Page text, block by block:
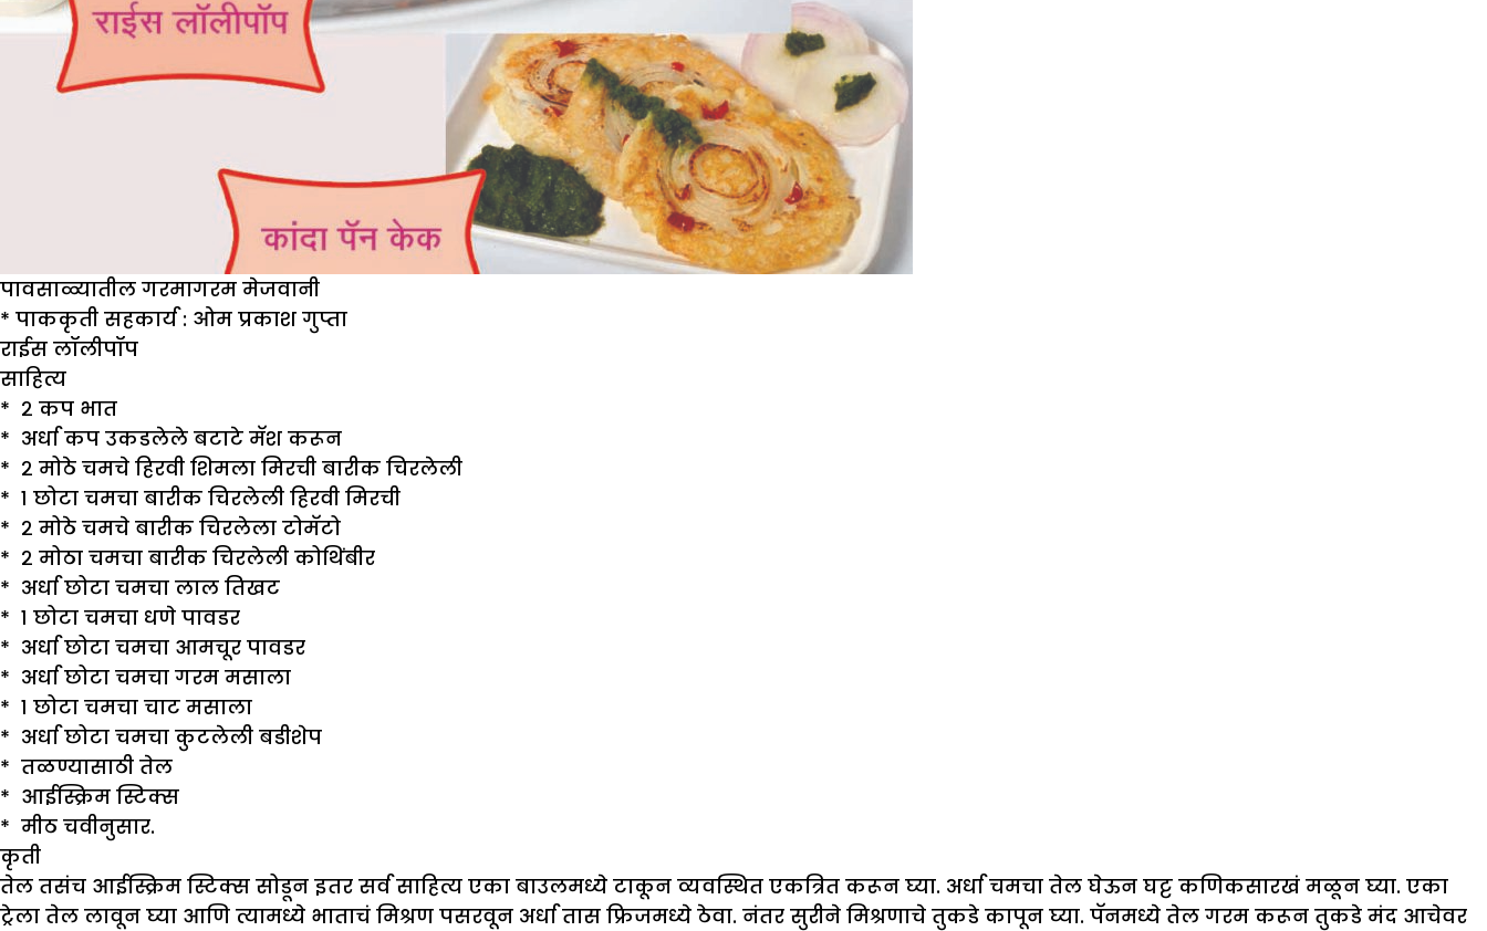
पावसाळ्यातील गरमागरम मेजवानी
* पाककृती सहकार्य : ओम प्रकाश गुप्ता
राईस लॉलीपॉप
साहित्य
* २ कप भात
* अर्धा कप उकडलेले बटाटे मॅश करून
* २ मोठे चमचे हिरवी शिमला मिरची बारीक चिरलेली
* १ छोटा चमचा बारीक चिरलेली हिरवी मिरची
* २ मोठे चमचे बारीक चिरलेला टोमॅटो
* २ मोठा चमचा बारीक चिरलेली कोथिंबीर
* अर्धा छोटा चमचा लाल तिखट
* १ छोटा चमचा धणे पावडर
* अर्धा छोटा चमचा आमचूर पावडर
* अर्धा छोटा चमचा गरम मसाला
* १ छोटा चमचा चाट मसाला
* अर्धा छोटा चमचा कुटलेली बडीशेप
* तळण्यासाठी तेल
* आईस्क्रिम स्टिक्स
* मीठ चवीनुसार.
कृती
तेल तसंच आईस्क्रिम स्टिक्स सोडून इतर सर्व साहित्य एका बाउलमध्ये टाकून व्यवस्थित एकत्रित करून घ्या. अर्धा चमचा तेल घेऊन घट्ट कणिकसारखं मळून घ्या. एका
ट्रेला तेल लावून घ्या आणि त्यामध्ये भाताचं मिश्रण पसरवून अर्धा तास फ्रिजमध्ये ठेवा. नंतर सुरीने मिश्रणाचे तुकडे कापून घ्या. पॅनमध्ये तेल गरम करून तुकडे मंद आचेवर